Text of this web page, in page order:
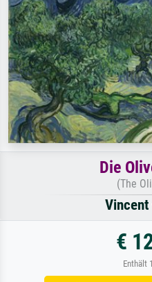
Die
(The
Vincent
€
Enthält